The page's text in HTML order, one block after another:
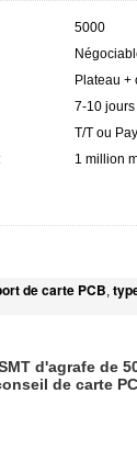
5000
Plateau +
7-10 jours
T/T ou
1 million
de carte PCB,
d'agrafe de
de carte